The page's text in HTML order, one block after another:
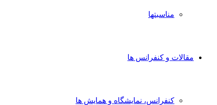
مناسبتها
مقالات و کنفرانس ها
کنفرانس، نمایشگاه و همایش ها